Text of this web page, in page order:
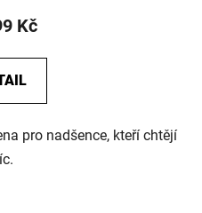
Kč
pro nadšence, kteří chtějí